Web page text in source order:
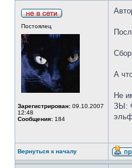
Постоялец
Зарегистрирован: 09.10.2007
12:48
Сообщения: 184
А
Не
ЗЫ:
Вернуться к началу